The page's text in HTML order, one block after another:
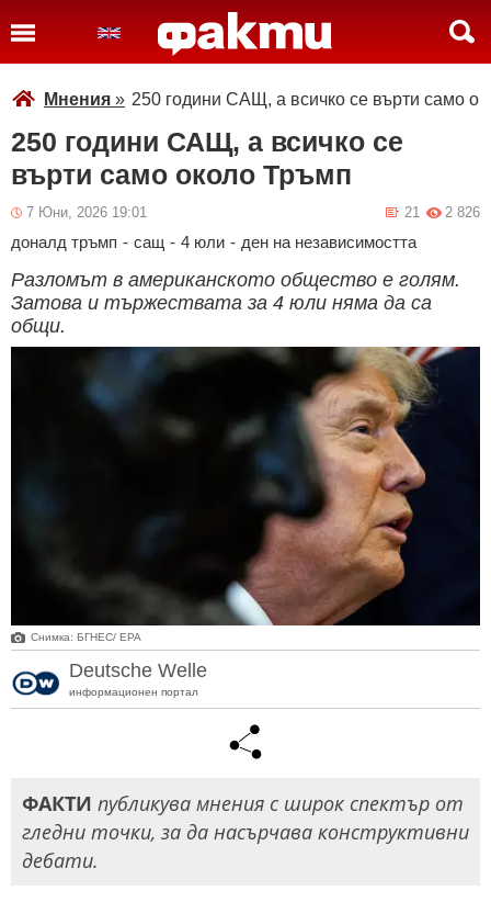
Мнения » 250 години САЩ, а всичко се върти само
250 години САЩ, а всичко се
върти само около Тръмп
7 Юни, 2026 19:01 2 826
21
доналд тръмп - сащ - 4 юли - ден на независимостта
Разломът в американското общество е голям.
Затова и тържествата за 4 юли няма да са
общи.
Снимка: БГНЕС/ EPA
Deutsche Welle
информационен портал
ФАКТИ публикува мнения с широк спектър от
гледни точки, за да насърчава конструктивни
дебати.